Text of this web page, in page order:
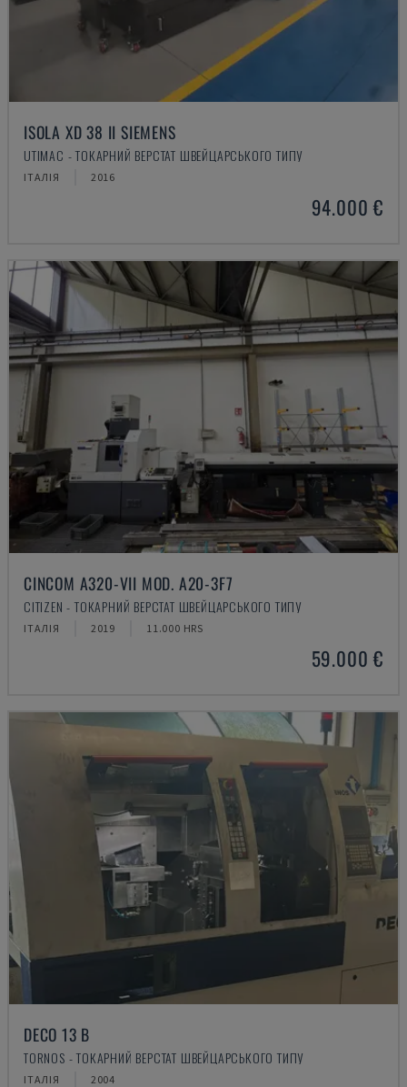
ISOLA XD 38 II SIEMENS
UTIMAC - ТОКАРНИЙ ВЕРСТАТ ШВЕЙЦАРСЬКОГО ТИПУ
ІТАЛІЯ 2016
94.000 €
CINCOM A320-VII MOD. A20-3F7
CITIZEN - ТОКАРНИЙ ВЕРСТАТ ШВЕЙЦАРСЬКОГО ТИПУ
ІТАЛІЯ 2019 11.000 HRS
59.000 €
DECO 13 B
TORNOS - ТОКАРНИЙ ВЕРСТАТ ШВЕЙЦАРСЬКОГО ТИПУ
ІТАЛІЯ 2004